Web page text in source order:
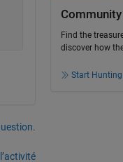
Find the
discover how
Start Hunting!